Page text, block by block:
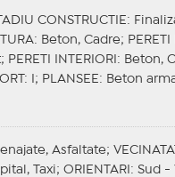
CONSTRUCTIE :
: Beton, Cadre; PERETI
PERETI INTERIORI : Beton,
: I; PLANSEE : Beton
Asfaltate;
Taxi; ORIENTARI : Sud -